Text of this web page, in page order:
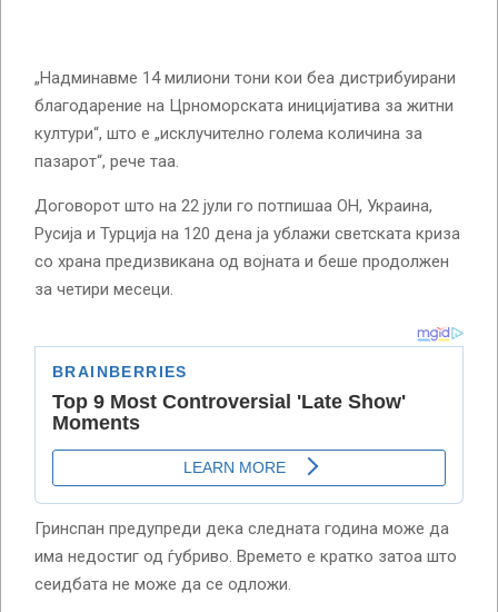
„Надминавме 14 милиони тони кои беа дистрибуирани
благодарение на Црноморската иницијатива за житни
култури“, што е „исклучително голема количина за
пазарот“, рече таа.
Договорот што на 22 јули го потпишаа ОН, Украина,
Русија и Турција на 120 дена ја ублажи светската криза
со храна предизвикана од војната и беше продолжен
за четири месеци.
Гринспан предупреди дека следната година може да
има недостиг од ѓубриво. Времето е кратко затоа што
сеидбата не може да се одложи.